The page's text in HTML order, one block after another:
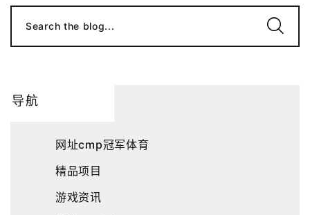
Search the blog...
导航
网址cmp冠军体育
精品项目
游戏资讯